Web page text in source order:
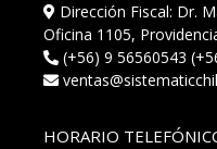
Dirección Fiscal: Dr.
Oficina 1105,
(+56) 9 56560543
HORARIO